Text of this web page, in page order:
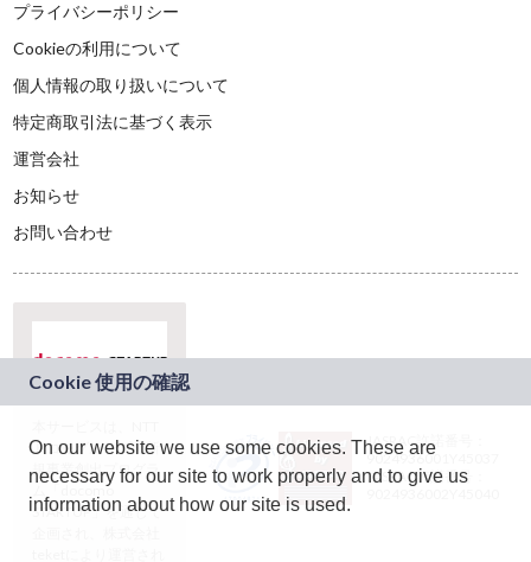
プライバシーポリシー
Cookieの利用について
個人情報の取り扱いについて
特定商取引法に基づく表示
運営会社
お知らせ
お問い合わせ
ドコモグループの新
規事業創出プログラ
ム「docomo
STARTUP」を通じて
JASRAC許諾番号：
9024936001Y45037
JASRAC許諾番号：
On our website we use some cookies. These are
necessary for our site to work properly and to give us
information about how our site is used.